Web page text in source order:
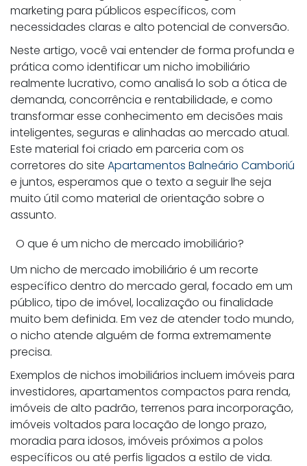
marketing para públicos específicos, com
necessidades claras e alto potencial de conversão.
Neste artigo, você vai entender de forma profunda e
prática como identificar um nicho imobiliário
realmente lucrativo, como analisá lo sob a ótica de
demanda, concorrência e rentabilidade, e como
transformar esse conhecimento em decisões mais
inteligentes, seguras e alinhadas ao mercado atual.
Este material foi criado em parceria com os
corretores do site Apartamentos Balneário Camboriú
e juntos, esperamos que o texto a seguir lhe seja
muito útil como material de orientação sobre o
assunto.
O que é um nicho de mercado imobiliário?
Um nicho de mercado imobiliário é um recorte
específico dentro do mercado geral, focado em um
público, tipo de imóvel, localização ou finalidade
muito bem definida. Em vez de atender todo mundo,
o nicho atende alguém de forma extremamente
precisa.
Exemplos de nichos imobiliários incluem imóveis para
investidores, apartamentos compactos para renda,
imóveis de alto padrão, terrenos para incorporação,
imóveis voltados para locação de longo prazo,
moradia para idosos, imóveis próximos a polos
específicos ou até perfis ligados a estilo de vida.